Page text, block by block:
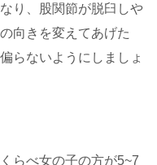
り、股関節が脱臼しや
向きを変えてあげた
らないようにしましょ
らべ女の子の方が5~7